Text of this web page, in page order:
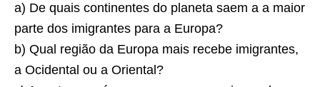
a) De quais continentes do planeta saem a a maior
parte dos imigrantes para a Europa?
b) Qual região da Europa mais recebe imigrantes,
a Ocidental ou a Oriental?